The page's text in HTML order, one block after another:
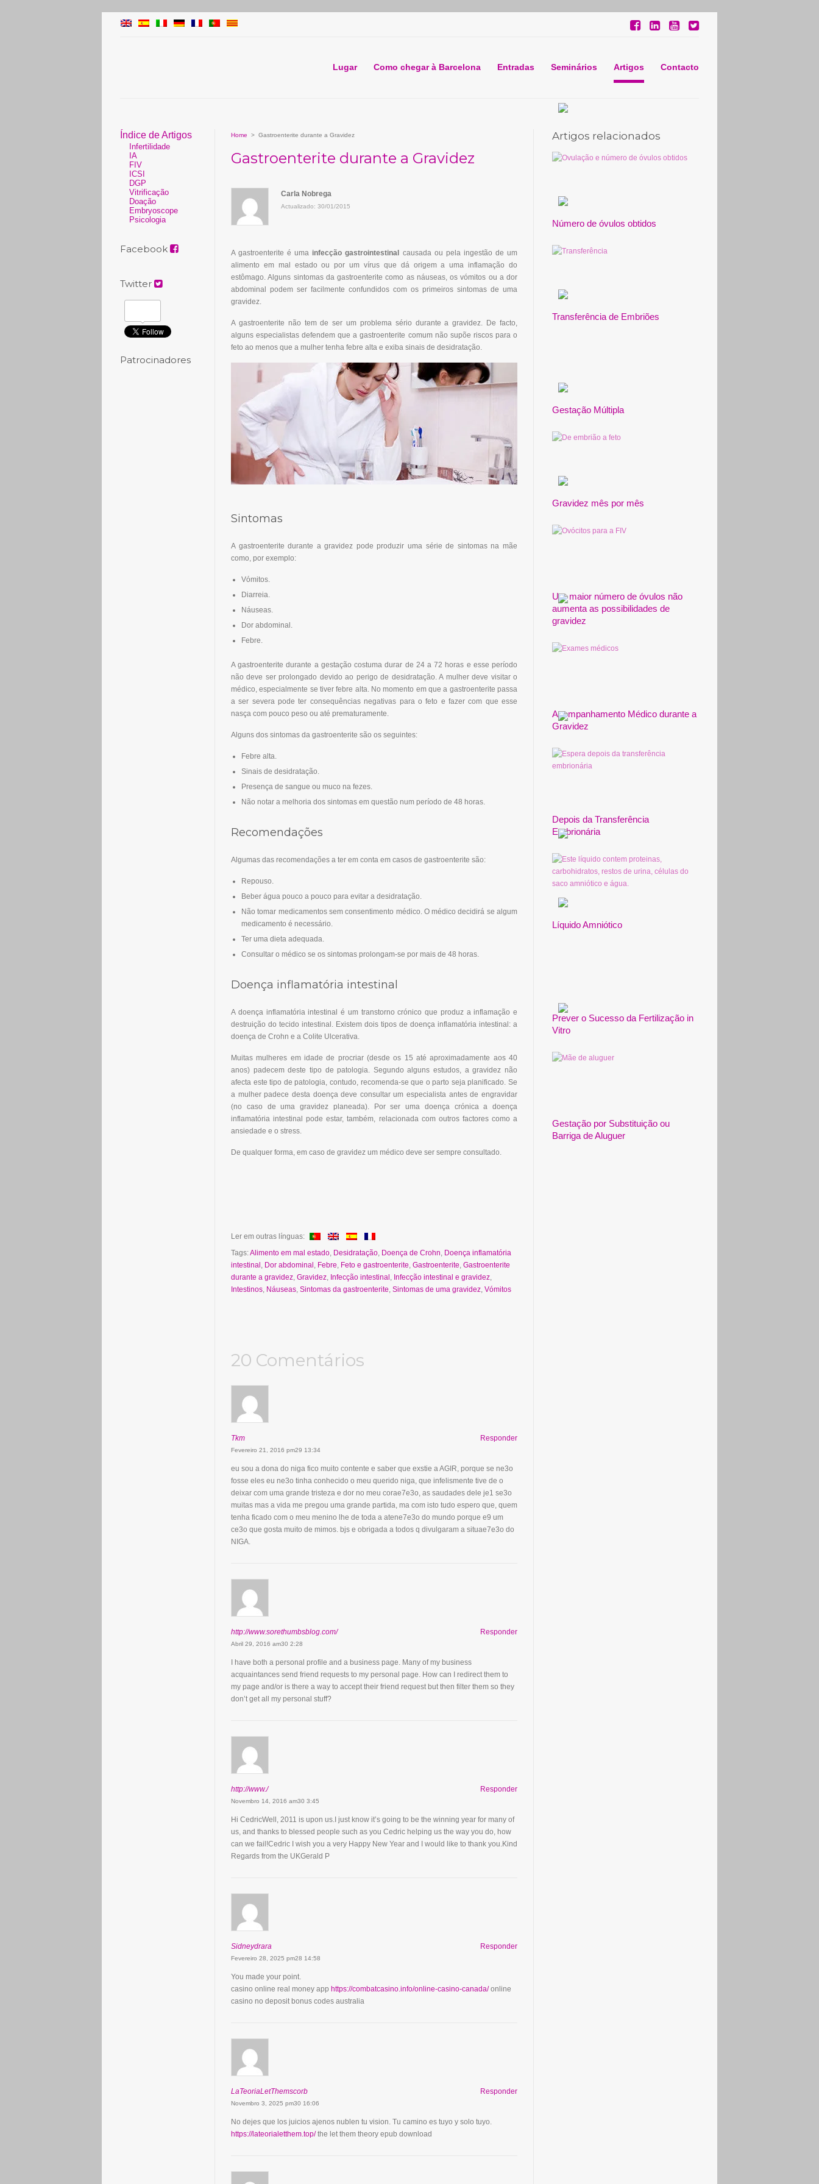
Lugar Como chegar à Barcelona Entradas Seminários Artigos Contacto
Índice de Artigos
Infertilidade
IA
FIV
ICSI
DGP
Vitrificação
Doação
Embryoscope
Psicologia
Facebook
Twitter
Patrocinadores
Home > Gastroenterite durante a Gravidez
Gastroenterite durante a Gravidez
Carla Nobrega
Actualizado: 30/01/2015
A gastroenterite é uma infecção gastrointestinal
causada ou pela ingestão de um
alimento em mal estado ou por um vírus que dá origem a uma inflamação do
estômago. Alguns sintomas da gastroenterite como as náuseas, os vómitos ou a dor
abdominal podem ser facilmente confundidos com os primeiros sintomas de uma
gravidez.
A gastroenterite não tem de ser um problema sério durante a gravidez. De facto,
alguns especialistas defendem que a gastroenterite comum não supõe riscos para o
feto ao menos que a mulher tenha febre alta e exiba sinais de desidratação.
Sintomas
A gastroenterite durante a gravidez pode produzir uma série de sintomas na mãe
como, por exemplo:
Vómitos.
Diarreia.
Náuseas.
Dor abdominal.
Febre.
A gastroenterite durante a gestação costuma durar de 24 a 72 horas e esse período
não deve ser prolongado devido ao perigo de desidratação. A mulher deve visitar o
médico, especialmente se tiver febre alta. No momento em que a gastroenterite passa
a ser severa pode ter consequências negativas para o feto e fazer com que esse
nasça com pouco peso ou até prematuramente.
Alguns dos sintomas da gastroenterite são os seguintes:
Febre alta.
Sinais de desidratação.
Presença de sangue ou muco na fezes.
Não notar a melhoria dos sintomas em questão num período de 48 horas.
Recomendações
Algumas das recomendações a ter em conta em casos de gastroenterite são:
Repouso.
Beber água pouco a pouco para evitar a desidratação.
Não tomar medicamentos sem consentimento médico. O médico decidirá se algum
medicamento é necessário.
Ter uma dieta adequada.
Consultar o médico se os sintomas prolongam-se por mais de 48 horas.
Doença inflamatória intestinal
A doença inflamatória intestinal é um transtorno crónico que produz a inflamação e
destruição do tecido intestinal. Existem dois tipos de doença inflamatória intestinal: a
doença de Crohn e a Colite Ulcerativa.
Muitas mulheres em idade de procriar (desde os 15 até aproximadamente aos 40
anos) padecem deste tipo de patologia. Segundo alguns estudos, a gravidez não
afecta este tipo de patologia, contudo, recomenda-se que o parto seja planificado. Se
a mulher padece desta doença deve consultar um especialista antes de engravidar
(no caso de uma gravidez planeada). Por ser uma doença crónica a doença
inflamatória intestinal pode estar, também, relacionada com outros factores como a
ansiedade e o stress.
De qualquer forma, em caso de gravidez um médico deve ser sempre consultado.
Ler em outras línguas:
Tags:Alimento em mal estado, Desidratação, Doença de Crohn, Doença inflamatória
intestinal , Dor abdominal , Febre, Feto e gastroenterite, Gastroenterite, Gastroenterite
durante a gravidez, Gravidez, Infecção intestinal , Infecção intestinal e gravidez,
Intestinos, Náuseas, Sintomas da gastroenterite, Sintomas de uma gravidez, Vómitos
20 Comentários
Tkm
Fevereiro 21, 2016 pm29 13:34
eu sou a dona do niga fico muito contente e saber que exstie a AGIR, porque se ne3o
fosse eles eu ne3o tinha conhecido o meu querido niga, que infelismente tive de o
deixar com uma grande tristeza e dor no meu corae7e3o, as saudades dele je1 se3o
muitas mas a vida me pregou uma grande partida, ma com isto tudo espero que, quem
tenha ficado com o meu menino lhe de toda a atene7e3o do mundo porque e9 um
ce3o que gosta muito de mimos. bjs e obrigada a todos q divulgaram a situae7e3o do
NIGA.
Responder
http://www.sorethumbsblog.com/
Abril 29, 2016 am30 2:28
I have both a personal profile and a business page. Many of my business
acquaintances send friend requests to my personal page. How can I redirect them to
my page and/or is there a way to accept their friend request but then filter them so they
don’t get all my personal stuff?
Responder
http://www./
Novembro 14, 2016 am30 3:45
Hi CedricWell, 2011 is upon us.I just know it’s going to be the winning year for many of
us, and thanks to blessed people such as you Cedric helping us the way you do, how
can we fail!Cedric I wish you a very Happy New Year and I would like to thank you.Kind
Regards from the UKGerald P
Responder
Sidneydrara
Fevereiro 28, 2025 pm28 14:58
You made your point.
casino online real money app https://combatcasino.info/online-casino-canada/online
casino no deposit bonus codes australia
Responder
LaTeoriaLetThemscorb
Novembro 3, 2025 pm30 16:06
No dejes que los juicios ajenos nublen tu vision. Tu camino es tuyo y solo tuyo.
https://lateorialetthem.top/the let them theory epub download
Responder
Artigos relacionados
Número de óvulos obtidos
Transferência de Embriões
Gestação Múltipla
Gravidez mês por mês
Um maior número de óvulos não
aumenta as possibilidades de
gravidez
Acompanhamento Médico durante a
Gravidez
Depois da Transferência
Embrionária
Líquido Amniótico
Prever o Sucesso da Fertilização in
Vitro
Gestação por Substituição ou
Barriga de Aluguer